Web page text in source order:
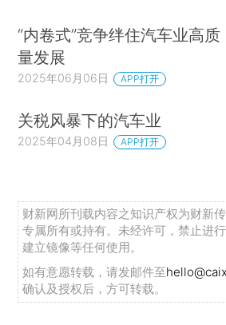
“内卷式”竞争绊住汽车业高质
量发展
2025年06月06日 APP打开
关税风暴下的汽车业
2025年04月08日 APP打开
财新网所刊载内容之知识产权为财新
专属所有或持有。未经许可，禁止进
建立镜像等任何使用。
如有意愿转载，请发邮件至
确认及授权后，方可转载。